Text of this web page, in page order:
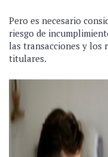
Pero es necesario
riesgo de
las transacciones y los
titulares.